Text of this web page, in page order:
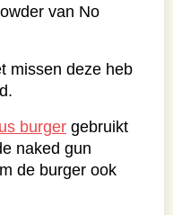
van No
missen deze heb
burger gebruikt
naked gun
de burger ook